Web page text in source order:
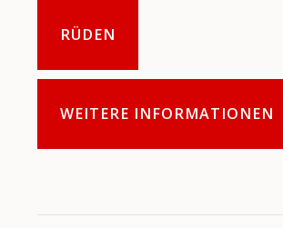
RÜDEN
WEITERE INFORMATIONEN